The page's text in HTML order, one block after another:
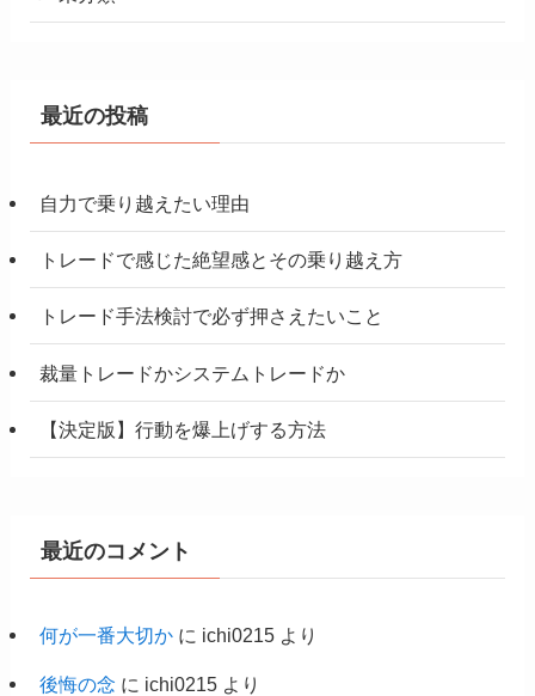
最近の投稿
自力で乗り越えたい理由
トレードで感じた絶望感とその乗り越え方
トレード手法検討で必ず押さえたいこと
裁量トレードかシステムトレードか
【決定版】行動を爆上げする方法
最近のコメント
何が一番大切かに ichi0215より
後悔の念 に ichi0215より